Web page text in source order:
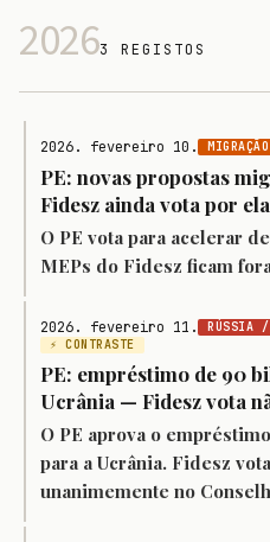
20263 REGISTOS
2026. fevereiro 10. MIGRAÇÃO
PE: novas propostas
Fidesz ainda vota por
O PE vota para acelerar
MEPs do Fidesz ficam
2026. fevereiro 11.
RÚSSIA /
⚡ CONTRASTE
PE: empréstimo de 90
Ucrânia — Fidesz vota
O PE aprova o
para a Ucrânia. Fidesz
unanimemente no